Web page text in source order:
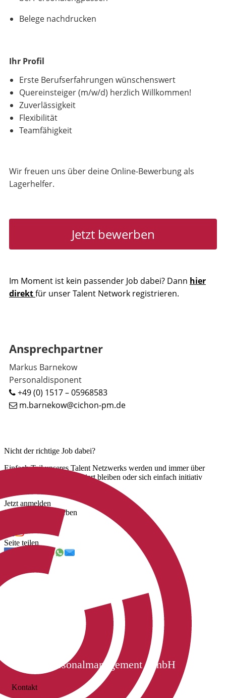
Belege nachdrucken
Ihr Profil
Erste Berufserfahrungen wünschenswert
Quereinsteiger (m/w/d) herzlich Willkommen!
Zuverlässigkeit
Flexibilität
Teamfähigkeit
Wir freuen uns über deine Online-Bewerbung als
Lagerhelfer.
Jetzt bewerben
Im Moment ist kein passender Job dabei? Dann hier
direktfür unser Talent Network registrieren.
Ansprechpartner
Markus Barnekow
Personaldisponent
+49 (0) 1517 – 05968583
m.barnekow@cichon-pm.de
Nicht der richtige Job dabei?
Einfach Teil unseres Talent Netzwerks werden und immer über
unsere neuen Jobs informiert bleiben oder sich einfach initiativ
Jetzt anmelden
Jetzt initiativ bewerben
Seite teilen
Cichon Personalmanagement GmbH
Kontakt